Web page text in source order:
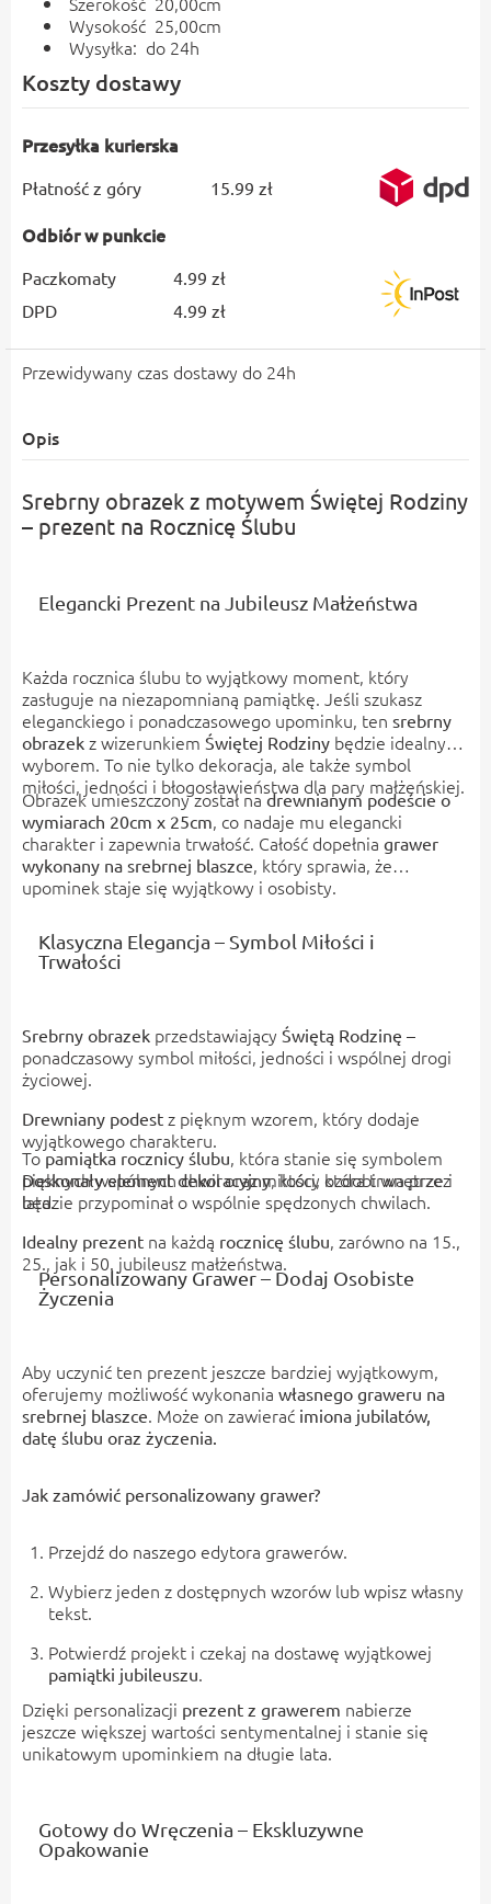
Wysokość 25,00cm
Wysyłka: do 24h
Koszty dostawy
Przesyłka kurierska
Płatność z góry 15.99 zł
Odbiór w punkcie
Paczkomaty
4.99 zł
DPD
4.99 zł
Przewidywany czas dostawy do 24h
Opis
Srebrny obrazek z motywem Świętej Rodziny
– prezent na Rocznicę Ślubu
Elegancki Prezent na Jubileusz Małżeństwa
Każda rocznica ślubu to wyjątkowy moment, który
zasługuje na niezapomnianą pamiątkę. Jeśli szukasz
eleganckiego i ponadczasowego upominku, ten srebrny
obrazekz wizerunkiem Świętej Rodzinybędzie idealnym
wyborem. To nie tylko dekoracja, ale także symbol
miłości, jedności i błogosławieństwa dla pary małżeńskiej.
Obrazek umieszczony został nadrewnianym podeście o
wymiarach 20cm x 25cm, co nadaje mu elegancki
charakter i zapewnia trwałość. Całość dopełnia grawer
wykonany na srebrnej blaszce, który sprawia, że
upominek staje się wyjątkowy i osobisty.
Klasyczna Elegancja – Symbol Miłości i
Trwałości
Srebrny obrazekprzedstawiający Świętą Rodzinę –
ponadczasowy symbol miłości, jedności i wspólnej drogi
życiowej.
Drewniany podestz pięknym wzorem, który dodaje
wyjątkowego charakteru.
Doskonały element dekoracyjny, który ozdobi wnętrze i
będzie przypominał o wspólnie spędzonych chwilach.
Idealny prezentna każdą rocznicę ślubu, zarówno na 15.,
25., jak i 50. jubileusz małżeństwa.
Topamiątka rocznicy ślubu, która stanie się symbolem
pięknych wspólnych chwil oraz miłości, która trwa przez
lata.
Personalizowany Grawer – Dodaj Osobiste
Życzenia
Aby uczynić ten prezent jeszcze bardziej wyjątkowym,
oferujemy możliwość wykonania własnego graweru na
srebrnej blaszce. Może on zawierać imiona jubilatów,
datę ślubu oraz życzenia.
Jak zamówić personalizowany grawer?
Przejdź do naszego edytora grawerów.
Wybierz jeden z dostępnych wzorów lub wpisz własny
tekst.
Potwierdź projekt i czekaj na dostawę wyjątkowej
pamiątki jubileuszu.
Dzięki personalizacji prezent z grawerem nabierze
jeszcze większej wartości sentymentalnej i stanie się
unikatowym upominkiem na długie lata.
Gotowy do Wręczenia – Ekskluzywne
Opakowanie